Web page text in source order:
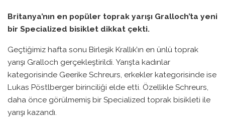
Britanya’nın en popüler toprak yarışı Gralloch’ta yeni
bir Specialized bisiklet dikkat çekti.
Geçtiğimiz hafta sonu Birleşik Krallık’ın en ünlü toprak
yarışı Gralloch gerçekleştirildi. Yarışta kadınlar
kategorisinde Geerike Schreurs, erkekler kategorisinde ise
Lukas Pöstlberger birinciliği elde etti. Özellikle Schreurs,
daha önce görülmemiş bir Specialized toprak bisikleti ile
yarışı kazandı.